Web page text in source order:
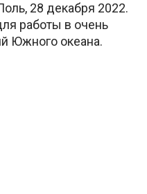
28 декабря 2022.
работы в очень
Южного океана.